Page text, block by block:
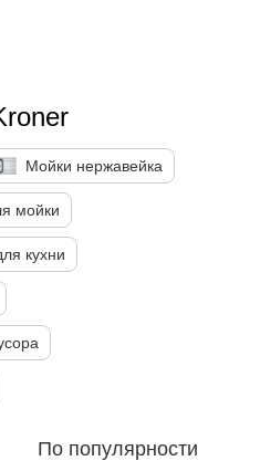
Мойки нержавейка
мойки
кухни
По популярности